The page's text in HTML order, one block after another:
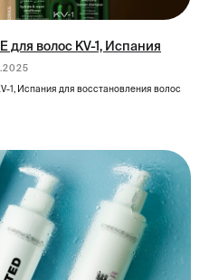
для волос KV-1, Испания
1, Испания для восстановления волос